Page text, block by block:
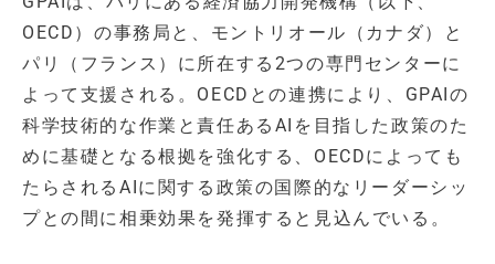
OECD）の事務局と、モントリオール（カナダ）と
パリ（フランス）に所在する2つの専門センターに
よって支援される。OECDとの連携により、GPAIの
科学技術的な作業と責任あるAIを目指した政策のた
めに基礎となる根拠を強化する、OECDによっても
たらされるAIに関する政策の国際的なリーダーシッ
プとの間に相乗効果を発揮すると見込んでいる。